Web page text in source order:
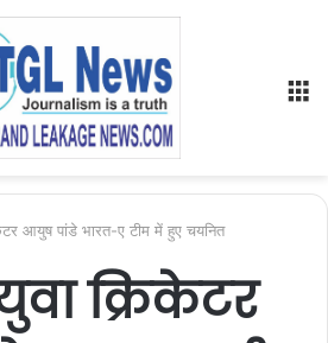
आयुष पांडे भारत-ए टीम में हुए चयनित
क्रिकेटर